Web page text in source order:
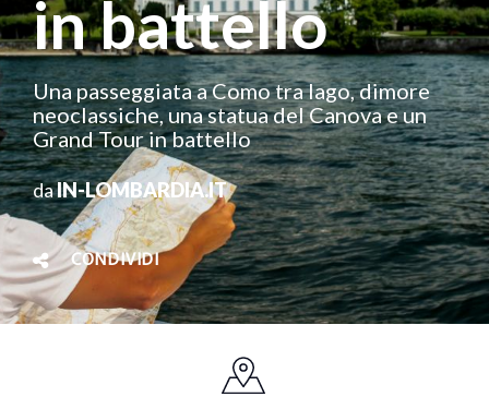
in battello
Una passeggiata a Como tra lago, dimore
neoclassiche, una statua del Canova e un
Grand Tour in battello
daIN-LOMBARDIA.IT
CONDIVIDI